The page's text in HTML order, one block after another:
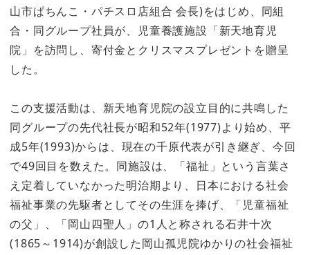
山市ぱちんこ・パチスロ店組合 会長)をはじめ、同組
合・同グループ社員が、児童養護施設「新天地育児
院」を訪問し、寄付金とクリスマスプレゼントを贈呈
した。
この支援活動は、新天地育児院の設立目的に共鳴した
同グループの先代社長が昭和52年(1977)より始め、平
成5年(1993)からは、現在の千原代表が引き継ぎ、今回
で49回目を数えた。同施設は、「福祉」という言葉さ
え定着していなかった明治期より、日本における社会
福祉事業の先駆者としてその生涯を捧げ、「児童福祉
の父」、「岡山四聖人」の1人と称される石井十次
(1865～1914)が創設した岡山孤児院ゆかりの社会福祉